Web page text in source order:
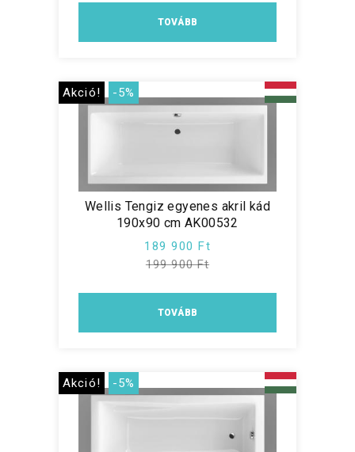
TOVÁBB
Akció! -5%
Wellis Tengiz egyenes akril kád
190x90 cm AK00532
189 900 Ft
199 900 Ft
TOVÁBB
Akció! -5%